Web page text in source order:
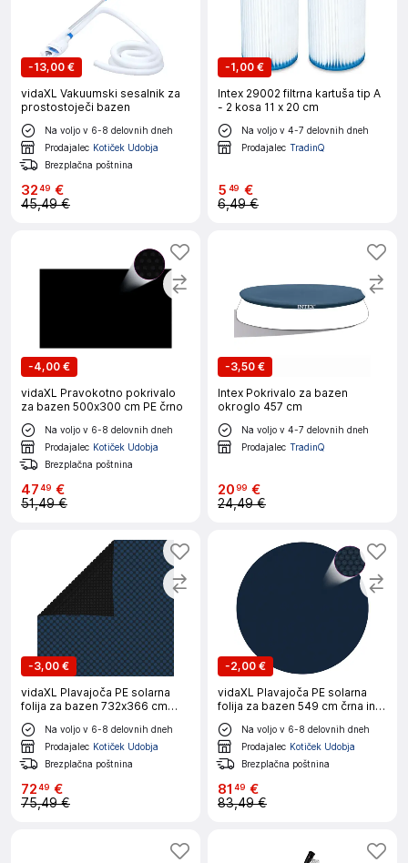
-13,00 €
vidaXL Vakuumski sesalnik za
prostostoječi bazen
Na voljo v 6-8 delovnih dneh
Prodajalec Kotiček Udobja
Brezplačna poštnina
3249 €
45,49 €
-1,00 €
Intex 29002 filtrna kartuša tip A
- 2 kosa 11 x 20 cm
Na voljo v 4-7 delovnih dneh
Prodajalec TradinQ
5 49 €
6,49 €
-4,00 €
vidaXL Pravokotno pokrivalo
za bazen 500x300 cm PE črno
Na voljo v 6-8 delovnih dneh
Prodajalec Kotiček Udobja
Brezplačna poštnina
4749 €
51,49 €
-3,50 €
Intex Pokrivalo za bazen
okroglo 457 cm
Na voljo v 4-7 delovnih dneh
Prodajalec TradinQ
2099 €
24,49 €
-3,00 €
vidaXL Plavajoča PE solarna
folija za bazen 732x366 cm
črna in modra
Na voljo v 6-8 delovnih dneh
Prodajalec Kotiček Udobja
Brezplačna poštnina
7249 €
75,49 €
-2,00 €
vidaXL Plavajoča PE solarna
folija za bazen 549 cm črna in
modra
Na voljo v 6-8 delovnih dneh
Prodajalec Kotiček Udobja
Brezplačna poštnina
81 49 €
83,49 €